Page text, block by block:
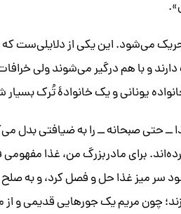
می‌شود. این یکی از دلایلی‌ست که
و با هم درگیر می‌شوند ولی خرافات
یونانی و یک خانوادۀ تُرک
حتی صبحانه ‌ــ‌ را به ضیافتی بدل
برای مادربزرگ من، غذا
میز غذا حل و فصل کرد، و به صلح
چون مریم یک جورهایی قدیمی و از